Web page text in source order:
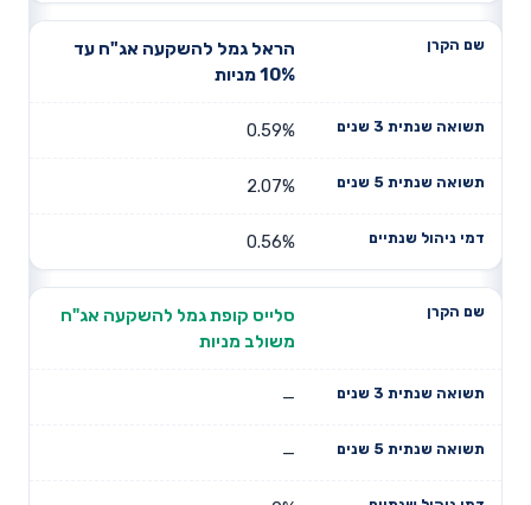
הראל גמל להשקעה אג"ח עד
10% מניות
0.59%
2.07%
0.56%
סלייס קופת גמל להשקעה אג"ח
משולב מניות
—
—